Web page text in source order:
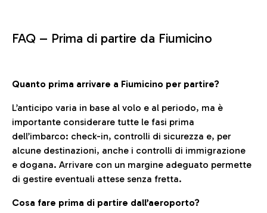
FAQ – Prima di partire da Fiumicino
Quanto prima arrivare a Fiumicino per partire?
L’anticipo varia in base al volo e al periodo, ma è
importante considerare tutte le fasi prima
dell’imbarco: check-in, controlli di sicurezza e, per
alcune destinazioni, anche i controlli di immigrazione
e dogana. Arrivare con un margine adeguato permette
di gestire eventuali attese senza fretta.
Cosa fare prima di partire dall’aeroporto?